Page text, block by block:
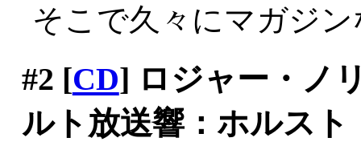
そこで久々にマガジ
#2 [CD] ロジャー・ノ
ルト放送響：ホルスト